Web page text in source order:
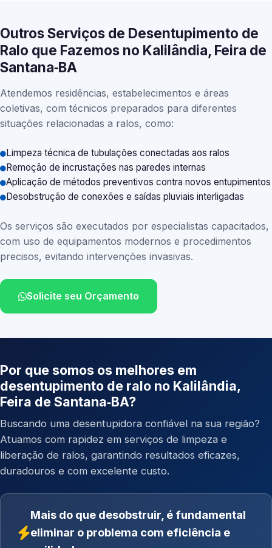
Outros Serviços de Desentupimento de
Ralo que Fazemos no Kalilândia, Feira de
Santana‑BA
Atendemos residências, estabelecimentos e áreas
coletivas, com técnicos preparados para diferentes
situações relacionadas a ralos, como:
Limpeza técnica de tubulações conectadas aos ralos
Remoção de incrustações nas paredes internas
Aplicação de métodos preventivos contra novos entupimentos
Desobstrução de conexões e saídas pluviais interligadas
Os serviços são executados por especialistas capacitados,
com uso de equipamentos modernos e procedimentos
precisos, evitando intervenções invasivas.
Solicite seu Orçamento
Por que somos os melhores em
desentupimento de ralo no Kalilândia,
Feira de Santana‑BA?
Buscando uma desentupidora confiável na sua região?
Atuamos com rapidez em serviços de limpeza e
liberação de ralos, garantindo resultados eficazes,
duradouros e com excelente custo.
Mais do que desobstruir, é fundamental
eliminar o problema com eficiência e